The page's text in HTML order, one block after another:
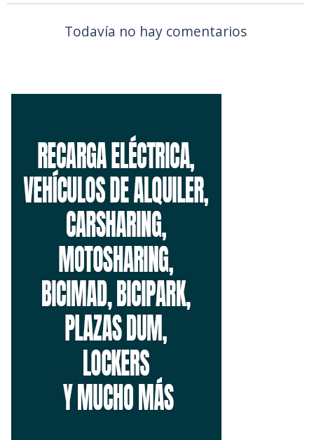
Todavía no hay comentarios